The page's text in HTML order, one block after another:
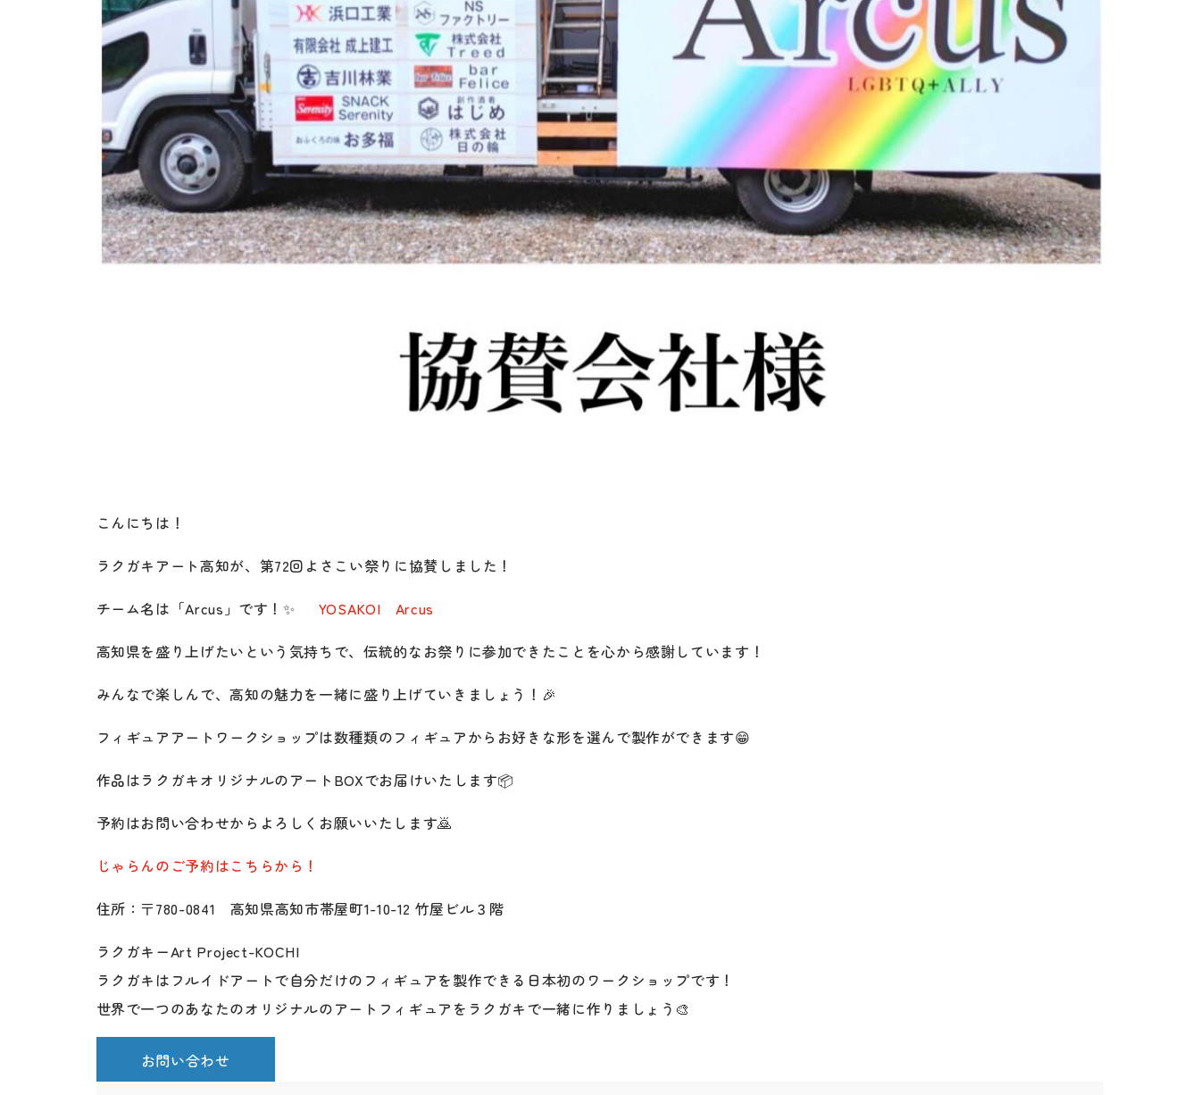
こんにちは！
ラクガキアート高知が、第72回よさこい祭りに協賛しました！
チーム名は「Arcus」です！✨ YOSAKOI Arcus
高知県を盛り上げたいという気持ちで、伝統的なお祭りに参加できたことを心から感謝しています！
みんなで楽しんで、高知の魅力を一緒に盛り上げていきましょう！🎉
フィギュアアートワークショップは数種類のフィギュアからお好きな形を選んで製作ができます😁
作品はラクガキオリジナルのアートBOXでお届けいたします📦
予約はお問い合わせからよろしくお願いいたします🙇
じゃらんのご予約はこちらから！
住所：〒780-0841 高知県高知市帯屋町1-10-12 竹屋ビル３階
ラクガキーArt Project-KOCHI
ラクガキはフルイドアートで自分だけのフィギュアを製作できる日本初のワークショップです！
世界で一つのあなたのオリジナルのアートフィギュアをラクガキで一緒に作りましょう🎨
お問い合わせ